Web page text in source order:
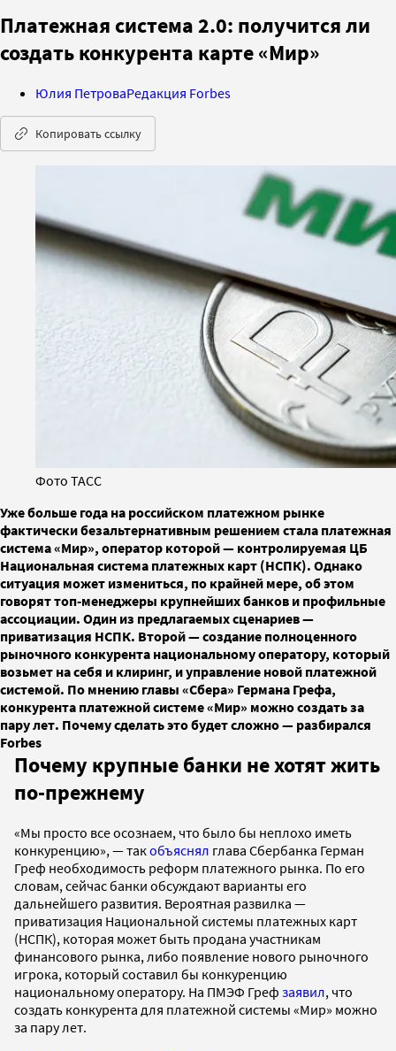
Платежная система 2.0: получится ли
создать конкурента карте «Мир»
Юлия ПетроваРедакция Forbes
Копировать ссылку
Фото ТАСС
Уже больше года на российском платежном рынке
фактически безальтернативным решением стала платежная
система «Мир», оператор которой — контролируемая ЦБ
Национальная система платежных карт (НСПК). Однако
ситуация может измениться, по крайней мере, об этом
говорят топ-менеджеры крупнейших банков и профильные
ассоциации. Один из предлагаемых сценариев —
приватизация НСПК. Второй — создание полноценного
рыночного конкурента национальному оператору, который
возьмет на себя и клиринг, и управление новой платежной
системой. По мнению главы «Сбера» Германа Грефа,
конкурента платежной системе «Мир» можно создать за
пару лет. Почему сделать это будет сложно — разбирался
Forbes
Почему крупные банки не хотят жить
по-прежнему
«Мы просто все осознаем, что было бы неплохо иметь
конкуренцию», — такобъяснял глава Сбербанка Герман
Греф необходимость реформ платежного рынка. По его
словам, сейчас банки обсуждают варианты его
дальнейшего развития. Вероятная развилка —
приватизация Национальной системы платежных карт
(НСПК), которая может быть продана участникам
финансового рынка, либо появление нового рыночного
игрока, который составил бы конкуренцию
национальному оператору. На ПМЭФ Греф заявил, что
создать конкурента для платежной системы «Мир» можно
за пару лет.